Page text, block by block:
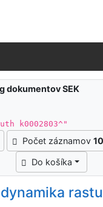
dokumentov SEK
k0002803^"
Počet záznamov10
Do košíka